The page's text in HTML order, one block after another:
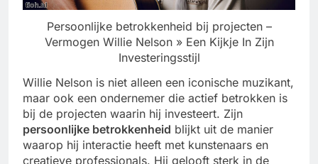
Persoonlijke betrokkenheid bij projecten –
Vermogen Willie Nelson » Een Kijkje In Zijn
Investeringsstijl
Willie Nelson is niet alleen een iconische muzikant,
maar ook een ondernemer die actief betrokken is
bij de projecten waarin hij investeert. Zijn
persoonlijke betrokkenheid blijkt uit de manier
waarop hij interactie heeft met kunstenaars en
creatieve professionals. Hij gelooft sterk in de